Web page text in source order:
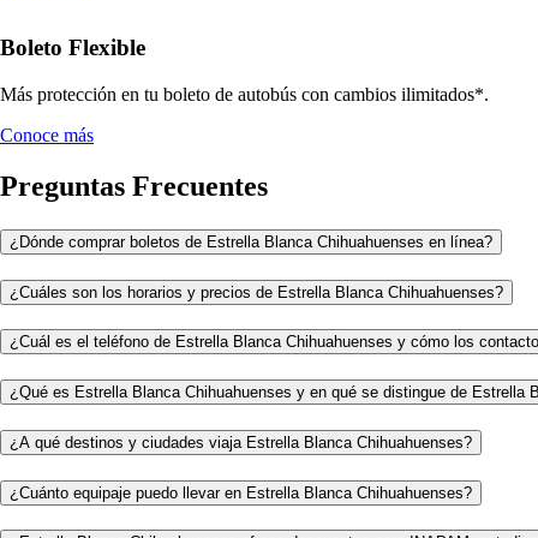
Boleto Flexible
Más protección en tu boleto de autobús con cambios ilimitados*.
Conoce más
Preguntas Frecuentes
¿Dónde comprar boletos de Estrella Blanca Chihuahuenses en línea?
¿Cuáles son los horarios y precios de Estrella Blanca Chihuahuenses?
¿Cuál es el teléfono de Estrella Blanca Chihuahuenses y cómo los
¿Qué es Estrella Blanca Chihuahuenses y en qué se distingue de Estrella
¿A qué destinos y ciudades viaja Estrella Blanca Chihuahuenses?
¿Cuánto equipaje puedo llevar en Estrella Blanca Chihuahuenses?